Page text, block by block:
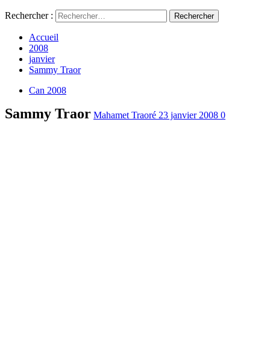
Rechercher :
Accueil
2008
janvier
Sammy Traor
Can 2008
Sammy Traor Mahamet Traoré 23 janvier 2008 0